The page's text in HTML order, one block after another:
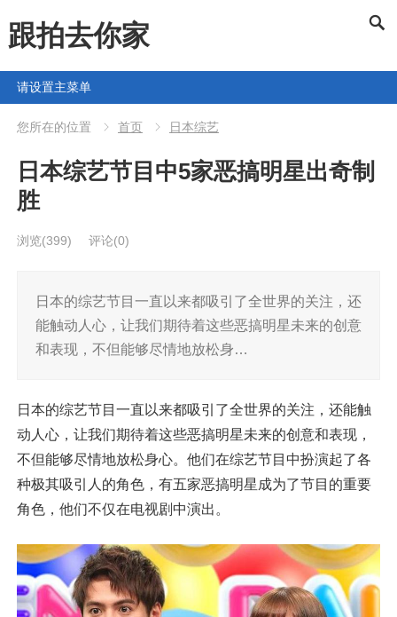
跟拍去你家
请设置主菜单
您所在的位置 首页 日本综艺
日本综艺节目中5家恶搞明星出奇制
胜
浏览(399) 评论(0)
日本的综艺节目一直以来都吸引了全世界的关注，还
能触动人心，让我们期待着这些恶搞明星未来的创意
和表现，不但能够尽情地放松身…
日本的综艺节目一直以来都吸引了全世界的关注，还能触
动人心，让我们期待着这些恶搞明星未来的创意和表现，
不但能够尽情地放松身心。他们在综艺节目中扮演起了各
种极其吸引人的角色，有五家恶搞明星成为了节目的重要
角色，他们不仅在电视剧中演出。